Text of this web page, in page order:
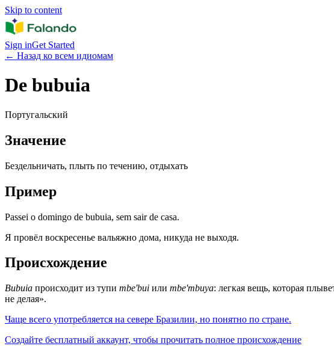
Skip to content
Sign inGet Started
← Назад ко всем идиомам
De bubuia
Португальский
Значение
Бездельничать, плыть по течению, отдыхать
Пример
Passei o domingo de bubuia, sem sair de casa.
Я провёл воскресенье вальяжно дома, никуда не выходя.
Происхождение
Bubuia происходит из тупи mbe'bui или mbe'mbuya: легкая вещь, которая
не делая».
Чаще всего употребляется на севере Бразилии, но понятно по стране.
Создайте бесплатный аккаунт, чтобы прочитать полное происхождение